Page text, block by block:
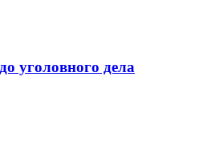
уголовного дела